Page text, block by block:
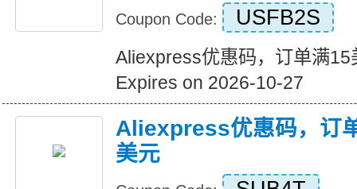
Coupon Code: USFB2S
Aliexpress优惠码，订单满15
Expires on 2026-10-27
Aliexpress优惠码，订
美元